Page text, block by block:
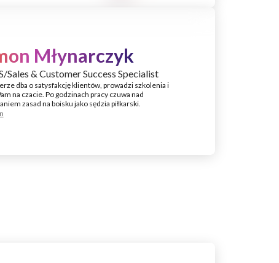
Młynarczyk
Sales & Customer Success Specialist
dba o satysfakcję klientów, prowadzi szkolenia i
na czacie. Po godzinach pracy czuwa nad
zasad na boisku jako sędzia piłkarski.